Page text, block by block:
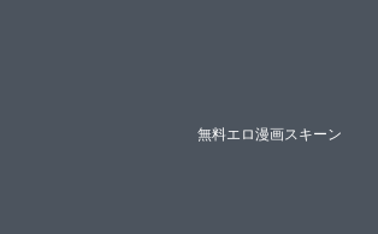
無料エロ漫画スキーン